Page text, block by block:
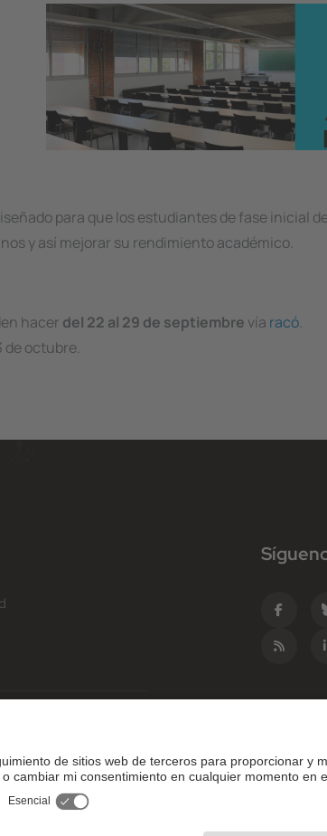
para que los estudiantes de fase inicial
y así mejorar su rendimiento académico.
hacer del 22 al 29 de septiembre vía racó.
de octubre.